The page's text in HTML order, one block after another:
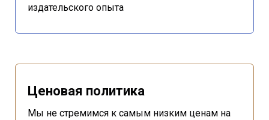
издательского опыта
Ценовая политика
Мы не стремимся к самым низким ценам на